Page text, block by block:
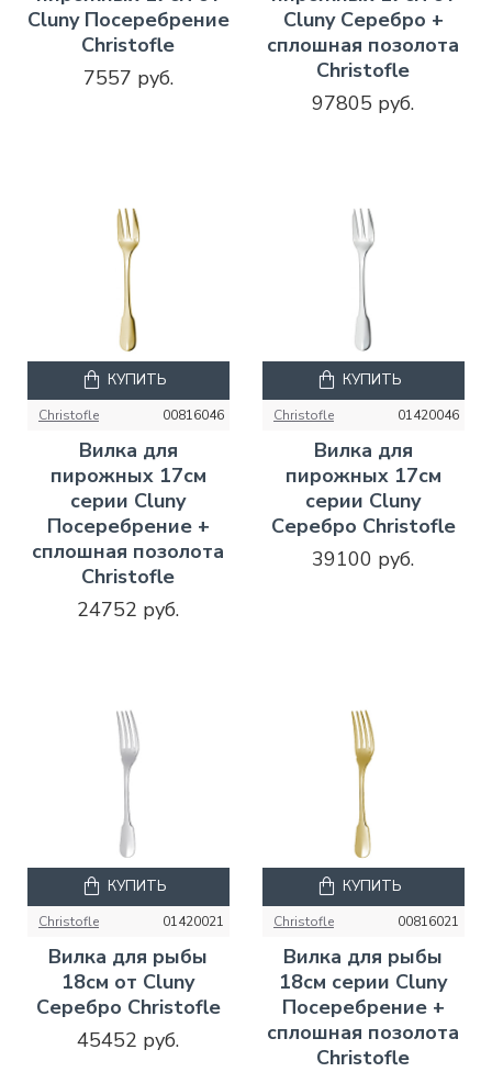
Cluny Посеребрение
Christofle
7557 руб.
Cluny Серебро +
сплошная позолота
Christofle
97805 руб.
Christofle 00816046
Вилка для
пирожных 17см
серии Cluny
Посеребрение +
сплошная позолота
Christofle
24752 руб.
КУПИТЬ
Christofle 01420046
Вилка для
пирожных 17см
серии Cluny
Серебро Christofle
39100 руб.
КУПИТЬ
Christofle 01420021
Вилка для рыбы
18см от Cluny
Серебро Christofle
45452 руб.
КУПИТЬ
Christofle 00816021
Вилка для рыбы
18см серии Cluny
Посеребрение +
сплошная позолота
Christofle
КУПИТЬ